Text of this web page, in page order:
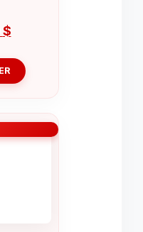
$.
$Le
actuel
99.99 $.